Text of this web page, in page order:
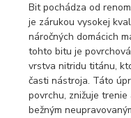
Bit pochádza od
je zárukou vysokej
náročných domácich
tohto bitu je
vrstva nitridu titánu,
časti nástroja. Táto
povrchu, znižuje
bežným